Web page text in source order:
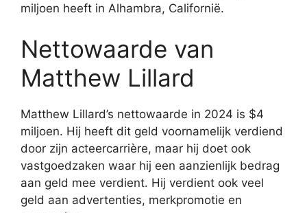
miljoen heeft in Alhambra, Californië.
Nettowaarde van
Matthew Lillard
Matthew Lillard’s nettowaarde in 2024 is $4
miljoen. Hij heeft dit geld voornamelijk verdiend
door zijn acteercarrière, maar hij doet ook
vastgoedzaken waar hij een aanzienlijk bedrag
aan geld mee verdient. Hij verdient ook veel
geld aan advertenties, merkpromotie en